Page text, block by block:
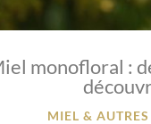
monofloral :
MIEL & AUTRES